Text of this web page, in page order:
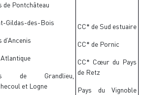
de Pontchâteau
Gildas-des-Bois
d’Ancenis
Atlantique
de Grandlieu,
et Logne
CC* de Sud estuaire
CC* de Pornic
CC* Cœur du Pays
de Retz
Pays du Vignoble